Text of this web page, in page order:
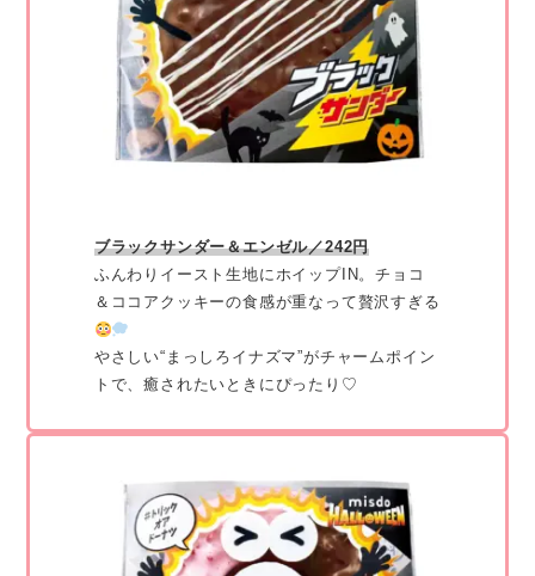
ブラックサンダー＆エンゼル／242円
ふんわりイースト生地にホイップIN。チョコ
＆ココアクッキーの食感が重なって贅沢すぎる
やさしい“まっしろイナズマ”がチャームポイン
トで、癒されたいときにぴったり♡